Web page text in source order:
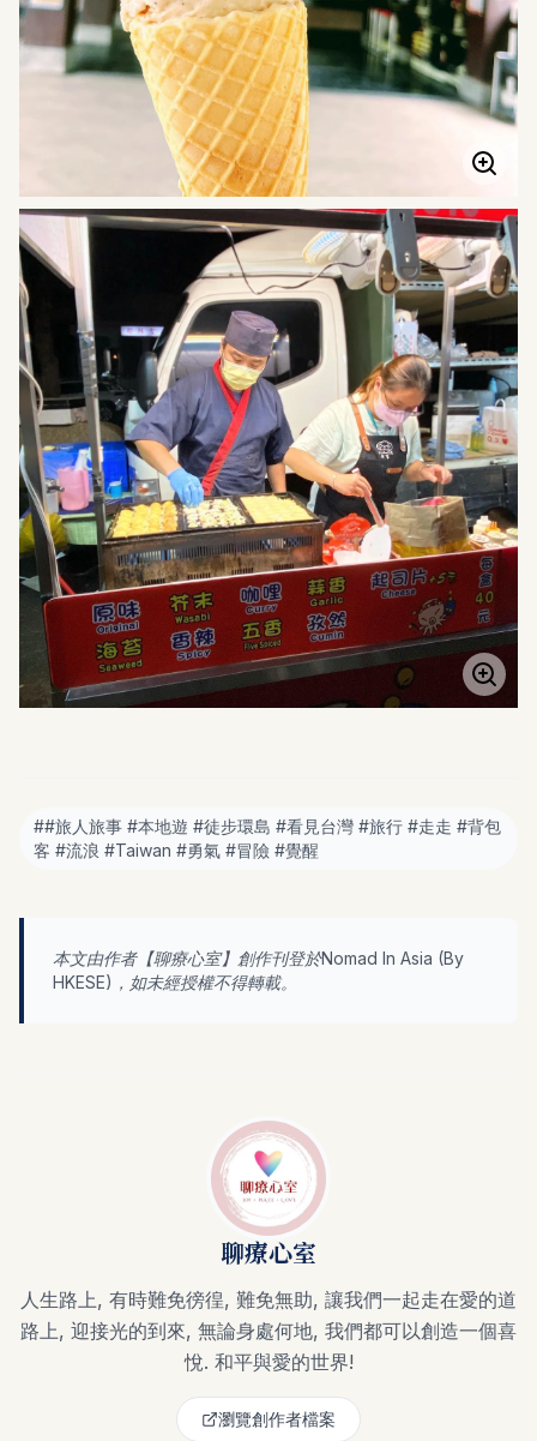
##旅人旅事 #本地遊 #徒步環島 #看見台灣 #旅行 #走走 #背包
客 #流浪 #Taiwan #勇氣 #冒險 #覺醒
本文由作者【聊療心室】創作刊登於Nomad In Asia (By
HKESE)，如未經授權不得轉載。
聊療心室
人生路上, 有時難免徬徨, 難免無助, 讓我們一起走在愛的道
路上, 迎接光的到來, 無論身處何地, 我們都可以創造一個喜
悅. 和平與愛的世界!
瀏覽創作者檔案